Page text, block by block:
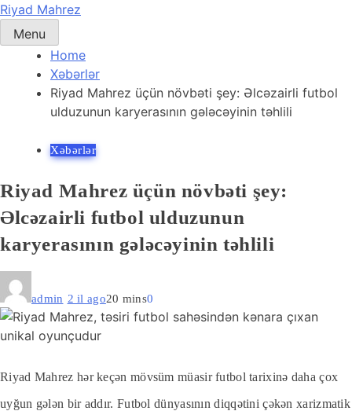
Skip
content
Riyad Mahrez
Menu
Home
Xəbərlər
Riyad Mahrez üçün növbəti şey: Əlcəzairli futbol
ulduzunun karyerasının gələcəyinin təhlili
Xəbərlər
Riyad Mahrez üçün növbəti şey:
Əlcəzairli futbol ulduzunun
karyerasının gələcəyinin təhlili
admin 2 il ago20 mins0
Riyad Mahrez hər keçən mövsüm müasir futbol tarixinə daha çox
uyğun gələn bir addır. Futbol dünyasının diqqətini çəkən xarizmatik